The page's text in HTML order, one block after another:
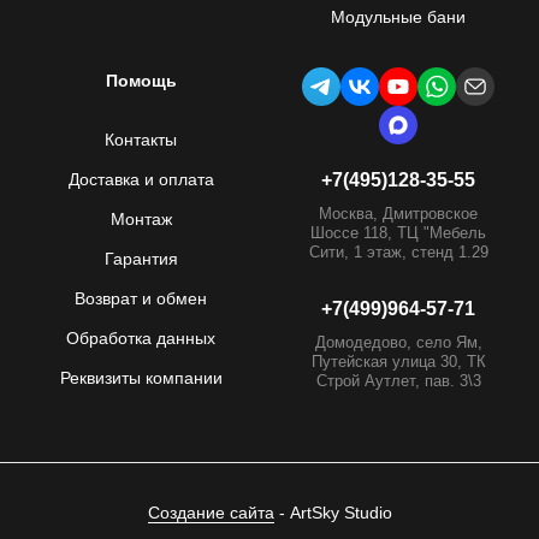
Модульные бани
Помощь
Контакты
Доставка и оплата
Монтаж
Гарантия
Возврат и обмен
Обработка данных
Реквизиты компании
+7(495)128-35-55
Москва, Дмитровское
Шоссе 118, ТЦ "Мебель
Сити, 1 этаж, стенд 1.29
+7(499)964-57-71
Домодедово, село Ям,
Путейская улица 30, ТК
Строй Аутлет, пав. 3\3
Создание сайта - ArtSky Studio